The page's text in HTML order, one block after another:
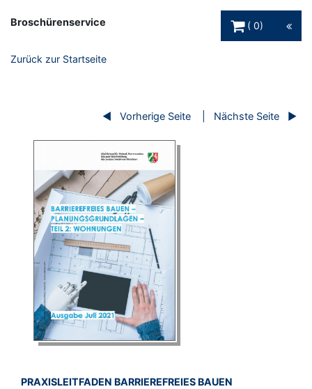
Broschürenservice
0
Zurück zur Startseite
Vorherige Seite Nächste Seite
BROSCHÜRE:
PRAXISLEITFADEN BARRIEREFREIES BAUEN